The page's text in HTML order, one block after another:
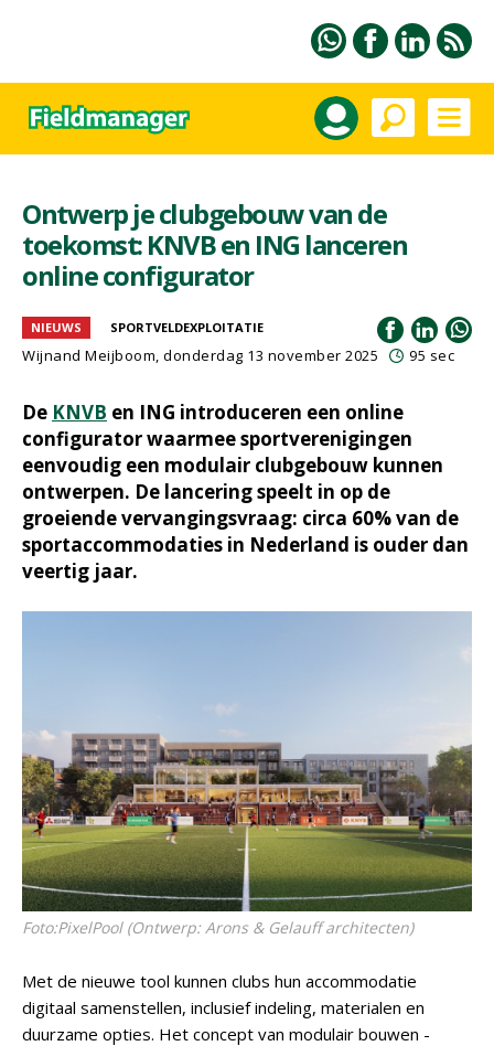
Ontwerp je clubgebouw van de
toekomst: KNVB en ING lanceren
online configurator
NIEUWS SPORTVELDEXPLOITATIE
Wijnand Meijboom, donderdag 13 november 2025 95 sec
De KNVB en ING introduceren een online
configurator waarmee sportverenigingen
eenvoudig een modulair clubgebouw kunnen
ontwerpen. De lancering speelt in op de
groeiende vervangingsvraag: circa 60% van de
sportaccommodaties in Nederland is ouder dan
veertig jaar.
Foto:PixelPool (Ontwerp: Arons & Gelauff architecten)
Met de nieuwe tool kunnen clubs hun accommodatie
digitaal samenstellen, inclusief indeling, materialen en
duurzame opties. Het concept van modulair bouwen -